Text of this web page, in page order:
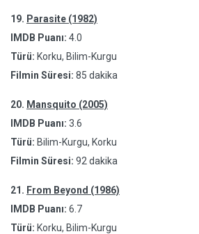
19. Parasite (1982)
IMDB Puanı: 4.0
Türü: Korku, Bilim-Kurgu
Filmin Süresi: 85 dakika
20. Mansquito (2005)
IMDB Puanı: 3.6
Türü: Bilim-Kurgu, Korku
Filmin Süresi: 92 dakika
21. From Beyond (1986)
IMDB Puanı: 6.7
Türü: Korku, Bilim-Kurgu